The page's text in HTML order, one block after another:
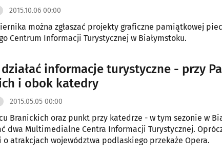
2015.10.06 00:00
można zgłaszać projekty graficzne pamiątkowej
Centrum Informacji Turystycznej w Białymstoku.
działać informacje turystyczne - przy
i obok katedry
2015.05.05 00:00
Branickich oraz punkt przy katedrze - w tym sezonie w
dwa Multimedialne Centra Informacji Turystycznej.
o atrakcjach województwa podlaskiego przekaże Opera.